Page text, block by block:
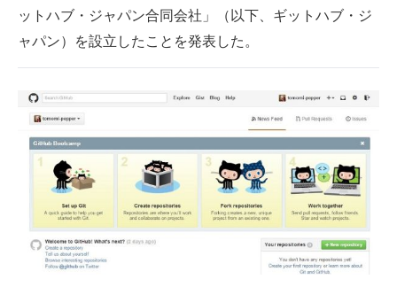
ITの今と未来を見通す
スマホと通信の最新トレンド
好きが集まる 比べて選べる
ビジネスと働き方のヒント
AI活用のいまが分かる
ットハブ・ジャパン合同会社」（以下、ギットハブ・ジ
ャパン）を設立したことを発表した。